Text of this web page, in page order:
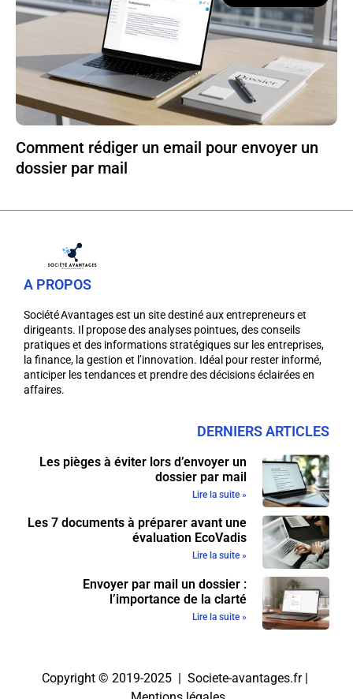
Comment rédiger un email pour envoyer un
dossier par mail
A PROPOS
Société Avantages est un site destiné aux entrepreneurs et
dirigeants. Il propose des analyses pointues, des conseils
pratiques et des informations stratégiques sur les entreprises,
la finance, la gestion et l’innovation. Idéal pour rester informé,
anticiper les tendances et prendre des décisions éclairées en
affaires.
DERNIERS ARTICLES
Les pièges à éviter lors d’envoyer un
dossier par mail
Lire la suite »
Les 7 documents à préparer avant une
évaluation EcoVadis
Lire la suite »
Envoyer par mail un dossier :
l’importance de la clarté
Lire la suite »
Copyright © 2019-2025 | Societe-avantages.fr |